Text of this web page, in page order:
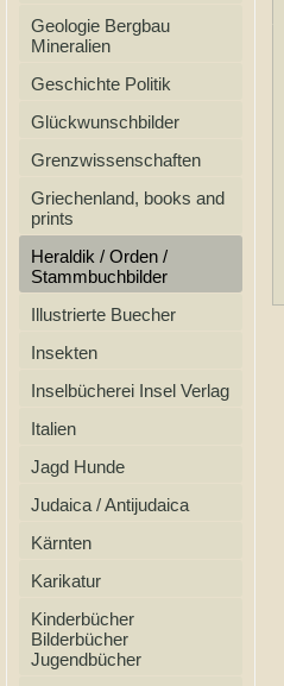
Geologie Bergbau
Mineralien
Geschichte Politik
Glückwunschbilder
Grenzwissenschaften
Griechenland, books and
prints
Heraldik / Orden /
Stammbuchbilder
Illustrierte Buecher
Insekten
Inselbücherei Insel Verlag
Italien
Jagd Hunde
Judaica / Antijudaica
Kärnten
Karikatur
Kinderbücher
Bilderbücher
Jugendbücher